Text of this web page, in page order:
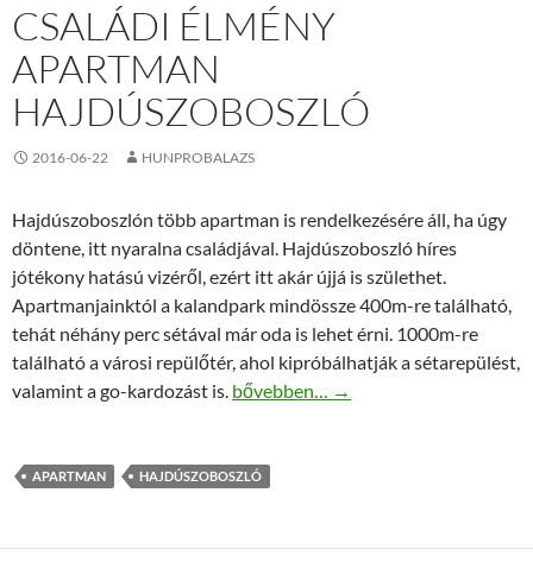
CSALÁDI ÉLMÉNY
APARTMAN
HAJDÚSZOBOSZLÓ
2016-06-22 HUNPROBALAZS
Hajdúszoboszlón több apartman is rendelkezésére áll, ha úgy
döntene, itt nyaralna családjával. Hajdúszoboszló híres
jótékony hatású vizéről, ezért itt akár újjá is születhet.
Apartmanjainktól a kalandpark mindössze 400m-re található,
tehát néhány perc sétával már oda is lehet érni. 1000m-re
található a városi repülőtér, ahol kipróbálhatják a sétarepülést,
valamint a go-kardozást is. Családi élmény apartman
bővebben… →
APARTMAN HAJDÚSZOBOSZLÓ